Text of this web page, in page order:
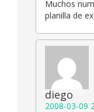
Muchos
planilla de
diego
2008-03-09